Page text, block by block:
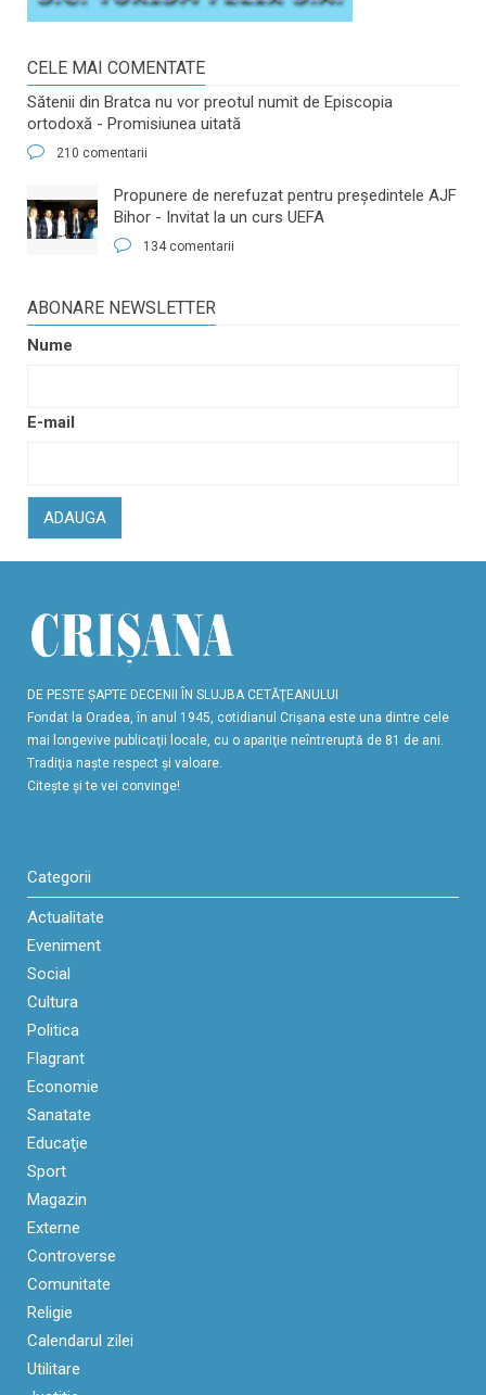
CELE MAI COMENTATE
Sătenii din Bratca nu vor preotul numit de Episcopia
ortodoxă - Promisiunea uitată
210 comentarii
​Propunere de nerefuzat pentru preşedintele AJF
Bihor - Invitat la un curs UEFA
134 comentarii
ABONARE NEWSLETTER
Nume
E-mail
ADAUGA
DE PESTE ŞAPTE DECENII ÎN SLUJBA CETĂŢEANULUI
Fondat la Oradea, în anul 1945, cotidianul Crişana este una dintre cele
mai longevive publicaţii locale, cu o apariţie neîntreruptă de 81 de ani.
Tradiţia naşte respect şi valoare.
Citeşte şi te vei convinge!
Categorii
Actualitate
Eveniment
Social
Cultura
Politica
Flagrant
Economie
Sanatate
Educaţie
Sport
Magazin
Externe
Controverse
Comunitate
Religie
Calendarul zilei
Utilitare